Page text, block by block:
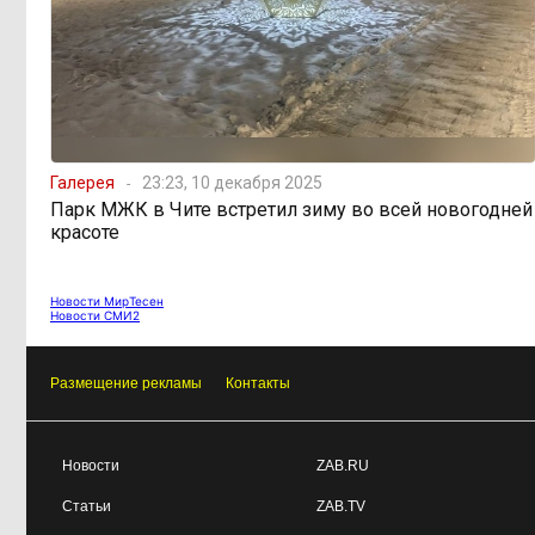
09:31, 4 августа Гадание на прогнозной
гуще
Галерея 23:23, 10 декабря 2025
Парк МЖК в Чите встретил зиму во всей новогодней
красоте
Новости МирТесен
Новости СМИ2
Размещение рекламы Контакты
Новости
Статьи
ZAB.RU
ZAB.TV